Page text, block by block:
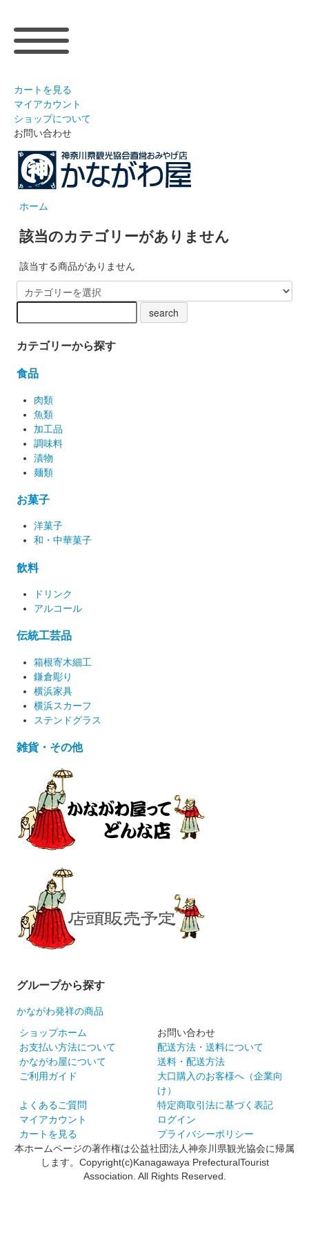
カートを見る
マイアカウント
ショップについて
お問い合わせ
ホーム
該当のカテゴリーがありません
該当する商品がありません
カテゴリーから探す
食品
肉類
魚類
加工品
調味料
漬物
麺類
お菓子
洋菓子
和・中華菓子
飲料
ドリンク
アルコール
伝統工芸品
箱根寄木細工
鎌倉彫り
横浜家具
横浜スカーフ
ステンドグラス
雑貨・その他
グループから探す
かながわ発祥の商品
ショップホーム
お問い合わせ
お支払い方法について
配送方法・送料について
かながわ屋について
送料・配送方法
ご利用ガイド
大口購入のお客様へ（企業向
け）
よくあるご質問
特定商取引法に基づく表記
マイアカウント
ログイン
カートを見る
プライバシーポリシー
本ホームページの著作権は公益社団法人神奈川県観光協会に帰属
します。Copyright(c)Kanagawaya PrefecturalTourist
Association. All Rights Reserved.